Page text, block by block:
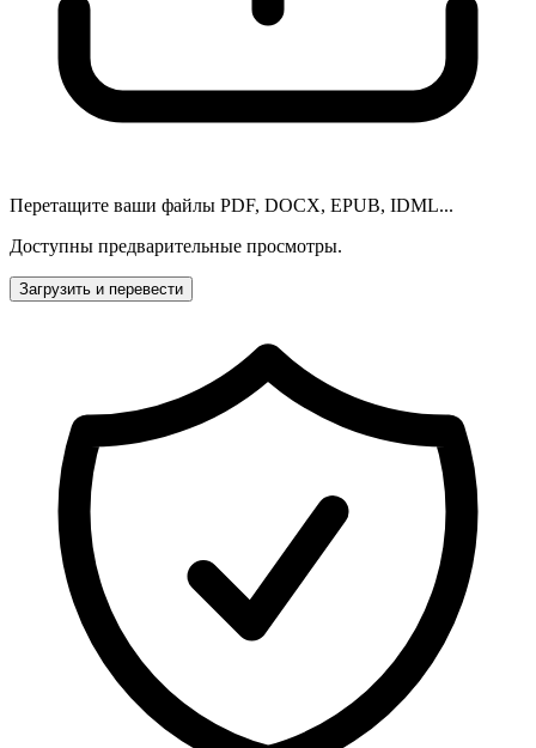
Перетащите ваши файлы PDF, DOCX, EPUB, IDML...
Доступны предварительные просмотры.
Загрузить и перевести